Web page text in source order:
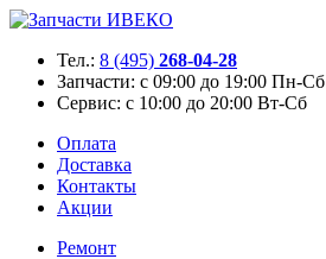
Тел.: 8 (495) 268-04-28
Запчасти: с 09:00 до 19:00 Пн-Сб
Сервис: с 10:00 до 20:00 Вт-Сб
Оплата
Доставка
Контакты
Акции
Ремонт